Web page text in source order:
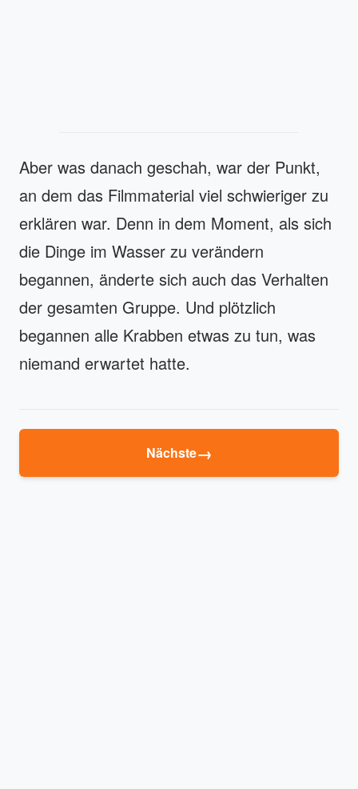
Aber was danach geschah, war der Punkt,
an dem das Filmmaterial viel schwieriger zu
erklären war. Denn in dem Moment, als sich
die Dinge im Wasser zu verändern
begannen, änderte sich auch das Verhalten
der gesamten Gruppe. Und plötzlich
begannen alle Krabben etwas zu tun, was
niemand erwartet hatte.
Nächste→